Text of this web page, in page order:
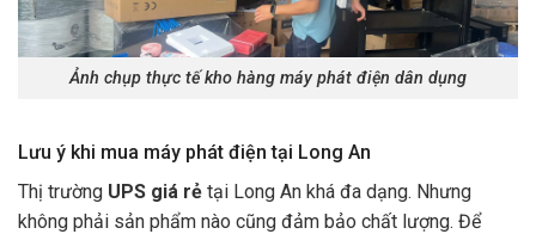
Ảnh chụp thực tế kho hàng máy phát điện dân dụng
Lưu ý khi mua máy phát điện tại Long An
Thị trường UPS giá rẻ tại Long An khá đa dạng. Nhưng
không phải sản phẩm nào cũng đảm bảo chất lượng. Để